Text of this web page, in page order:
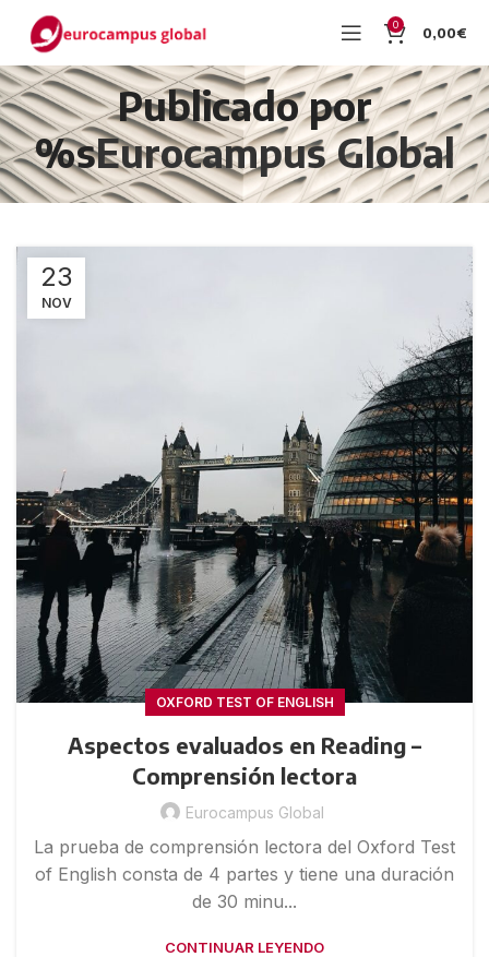
0 0,00€
Publicado por
%sEurocampus Global
23
NOV
OXFORD TEST OF ENGLISH
Aspectos evaluados en Reading –
Comprensión lectora
Eurocampus Global
La prueba de comprensión lectora del Oxford Test
of English consta de 4 partes y tiene una duración
de 30 minu...
CONTINUAR LEYENDO